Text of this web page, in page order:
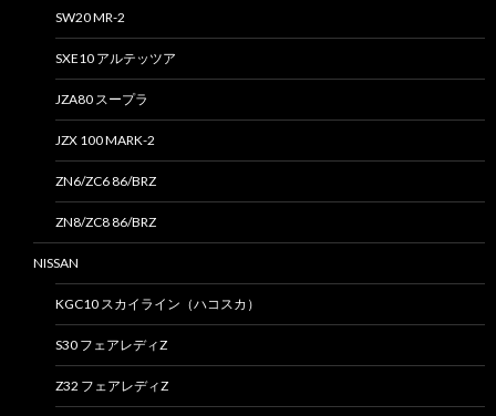
SW20 MR-2
SXE10 アルテッツア
JZA80 スープラ
JZX 100 MARK-2
ZN6/ZC6 86/BRZ
ZN8/ZC8 86/BRZ
NISSAN
KGC10 スカイライン（ハコスカ）
S30 フェアレディZ
Z32 フェアレディZ